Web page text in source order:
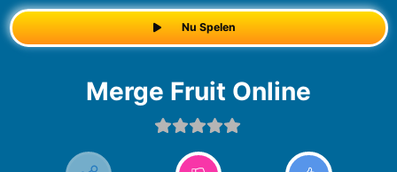
Nu Spelen
Merge Fruit Online